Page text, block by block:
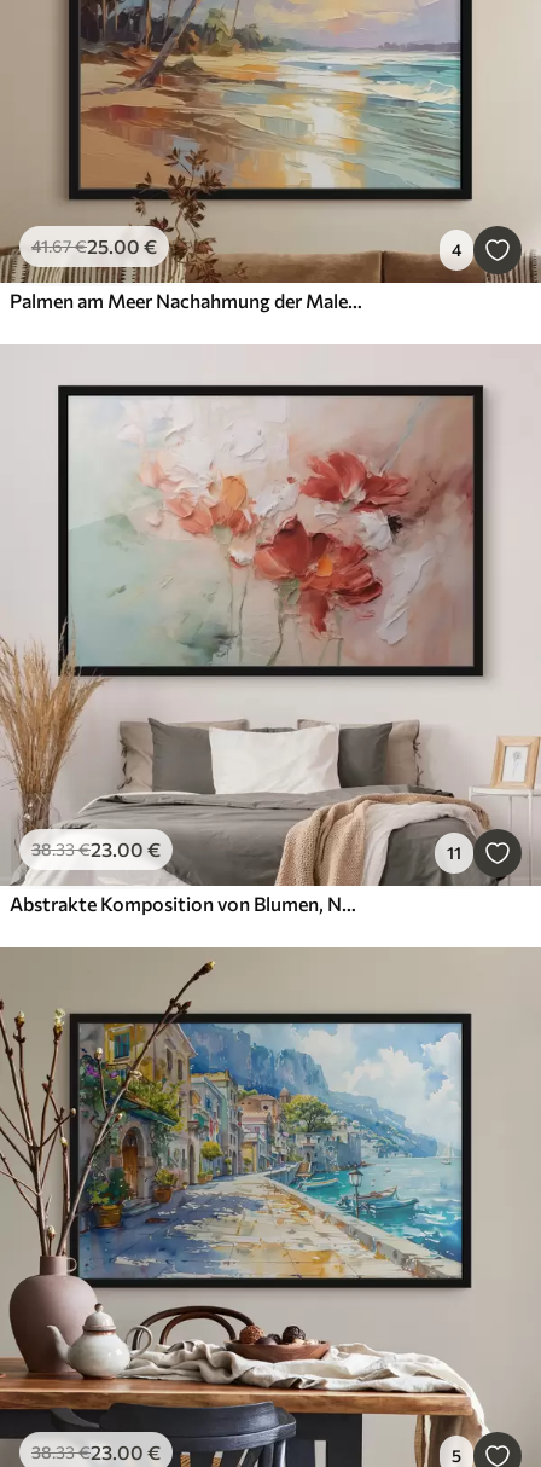
41.67€25.00 € 4
Palmen am Meer Nachahmung der Malerei
38.33€23.00 € 11
Abstrakte Komposition von Blumen, Nachahmung Pinselstrich, grün, rot Schattierungen
38.33€23.00 € 5